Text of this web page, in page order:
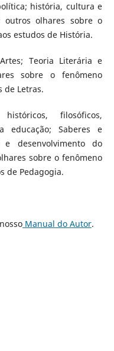
história, cultura e
outros olhares sobre o
estudos de História.
Teoria Literária e
sobre o fenômeno
de Letras.
filosóficos,
educação; Saberes e
e desenvolvimento do
sobre o fenômeno
de Pedagogia.
Manual do Autor.